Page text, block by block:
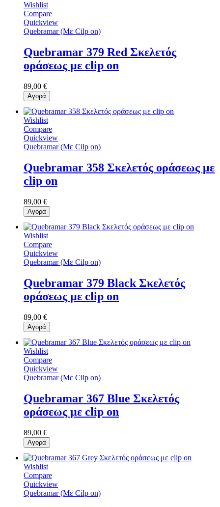
Wishlist
Compare
Quickview
Quebramar (Με Cilp on)
Quebramar 379 Red Σκελετός
οράσεως με clip on
89,00 €
Αγορά
Wishlist
Compare
Quickview
Quebramar (Με Cilp on)
Quebramar 358 Σκελετός οράσεως με
clip on
89,00 €
Αγορά
Wishlist
Compare
Quickview
Quebramar (Με Cilp on)
Quebramar 379 Black Σκελετός
οράσεως με clip on
89,00 €
Αγορά
Wishlist
Compare
Quickview
Quebramar (Με Cilp on)
Quebramar 367 Blue Σκελετός
οράσεως με clip on
89,00 €
Αγορά
Wishlist
Compare
Quickview
Quebramar (Με Cilp on)